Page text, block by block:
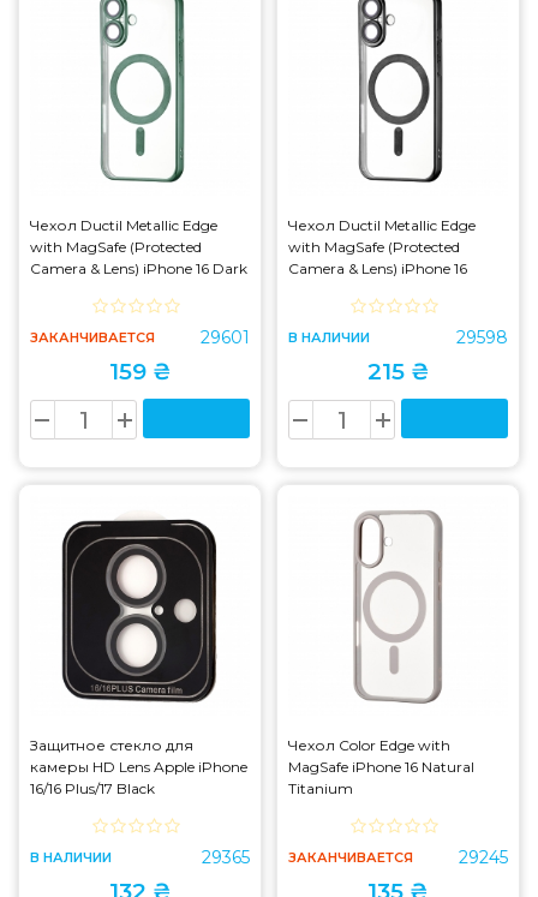
Чехол Ductil Metallic Edge
with MagSafe (Protected
Camera & Lens) iPhone 16 Dark
ЗАКАНЧИВАЕТСЯ 29601
159 ₴
Чехол Ductil Metallic Edge
with MagSafe (Protected
Camera & Lens) iPhone 16
В НАЛИЧИИ 29598
215 ₴
Защитное стекло для
камеры HD Lens Apple iPhone
16/16 Plus/17 Black
В НАЛИЧИИ 29365
Чехол Color Edge with
MagSafe iPhone 16 Natural
Titanium
ЗАКАНЧИВАЕТСЯ 29245